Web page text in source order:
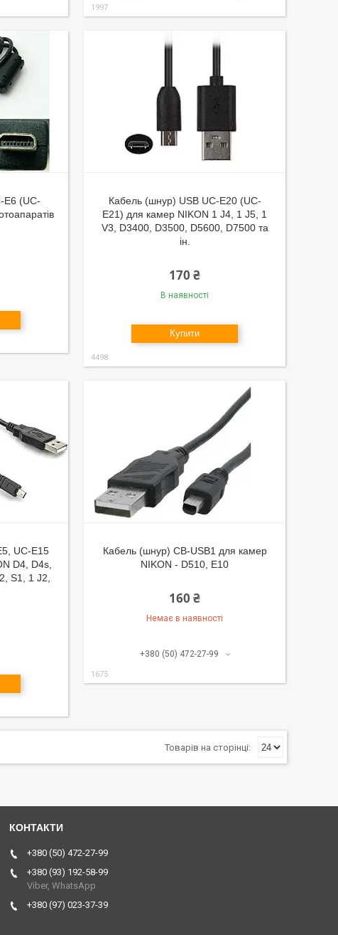
1997
E6 (UC-
Кабель (шнур) USB UC-E20 (UC-
E21) для камер NIKON 1 J4, 1 J5, 1
V3, D3400, D3500, D5600, D7500 та
ін.
170 ₴
В наявності
Купити
4498
UC-E15
D4, D4s,
S1, 1 J2,
Кабель (шнур) CB-USB1 для камер
NIKON - D510, E10
160 ₴
Немає в наявності
+380 (50) 472-27-99
1675
+380 (50) 472-27-99
+380 (93) 192-58-99
Viber, WhatsApp
+380 (97) 023-37-39